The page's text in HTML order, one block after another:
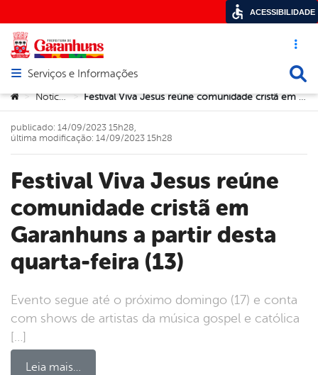
Acesso
Abrir menu principal de navegação
Serviços e Informações
Você está aqui:
> Notícias > Festival Viva Jesus reúne comunidade cristã em Garanhuns a partir desta quarta-feira (13)
Festival Viva Jesus reúne
comunidade cristã em
Garanhuns a partir desta
quarta-feira (13)
Evento segue até o próximo domingo (17) e conta
com shows de artistas da música gospel e católica
[…]
Leia mais…
publicado: 14/09/2023 15h28,
última modificação: 14/09/2023 15h28
ACESSIBILIDADE